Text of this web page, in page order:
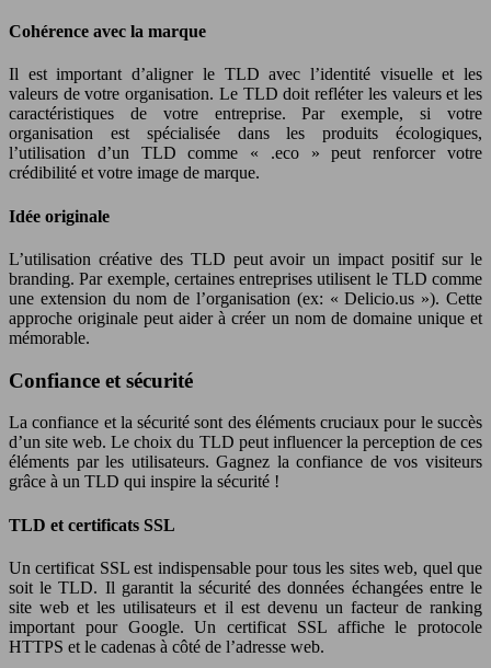
Cohérence avec la marque
Il est important d’aligner le TLD avec l’identité visuelle et les
valeurs de votre organisation. Le TLD doit refléter les valeurs et les
caractéristiques de votre entreprise. Par exemple, si votre
organisation est spécialisée dans les produits écologiques,
l’utilisation d’un TLD comme « .eco » peut renforcer votre
crédibilité et votre image de marque.
Idée originale
L’utilisation créative des TLD peut avoir un impact positif sur le
branding. Par exemple, certaines entreprises utilisent le TLD comme
une extension du nom de l’organisation (ex: « Delicio.us »). Cette
approche originale peut aider à créer un nom de domaine unique et
mémorable.
Confiance et sécurité
La confiance et la sécurité sont des éléments cruciaux pour le succès
d’un site web. Le choix du TLD peut influencer la perception de ces
éléments par les utilisateurs. Gagnez la confiance de vos visiteurs
grâce à un TLD qui inspire la sécurité !
TLD et certificats SSL
Un certificat SSL est indispensable pour tous les sites web, quel que
soit le TLD. Il garantit la sécurité des données échangées entre le
site web et les utilisateurs et il est devenu un facteur de ranking
important pour Google. Un certificat SSL affiche le protocole
HTTPS et le cadenas à côté de l’adresse web.